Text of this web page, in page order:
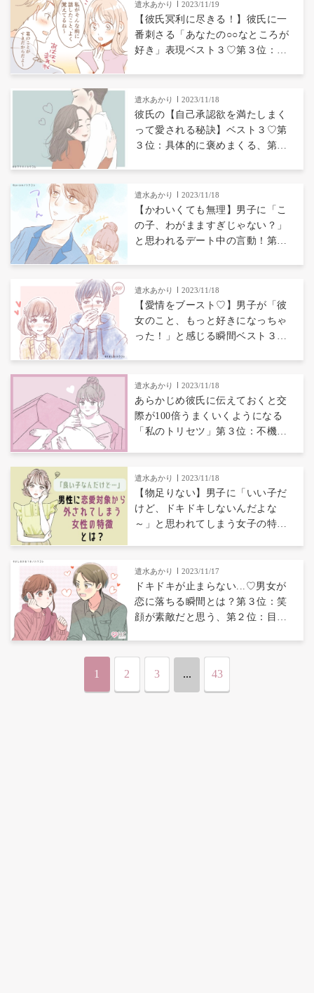
遣水あかり 2023/11/19
【彼氏冥利に尽きる！】彼氏に一
番刺さる「あなたの○○なところが
好き」表現ベスト３♡第３位：私
は...？
遣水あかり 2023/11/18
彼氏の【自己承認欲を満たしまく
って愛される秘訣】ベスト３♡第
３位：具体的に褒めまくる、第２
遣水あかり 2023/11/18
【かわいくても無理】男子に「こ
の子、わがまますぎじゃない？」
と思われるデート中の言動！第３
第１位は...？
遣水あかり 2023/11/18
【愛情をブースト♡】男子が「彼
女のこと、もっと好きになっちゃ
った！」と感じる瞬間ベスト３！
第１位は...？
遣水あかり 2023/11/18
あらかじめ彼氏に伝えておくと交
際が100倍うまくいくようになる
「私のトリセツ」第３位：不機嫌
１位は...？
遣水あかり 2023/11/18
【物足りない】男子に「いい子だ
けど、ドキドキしないんだよな
～」と思われてしまう女子の特徴
位は...？
遣水あかり 2023/11/17
ドキドキが止まらない...♡男女が
恋に落ちる瞬間とは？第３位：笑
顔が素敵だと思う、第２位：目が
1 2 3 ... 43